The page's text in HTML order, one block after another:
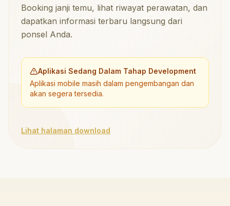
Booking janji temu, lihat riwayat perawatan, dan
dapatkan informasi terbaru langsung dari
ponsel Anda.
Aplikasi Sedang Dalam Tahap Development
Aplikasi mobile masih dalam pengembangan dan
akan segera tersedia.
Lihat halaman download